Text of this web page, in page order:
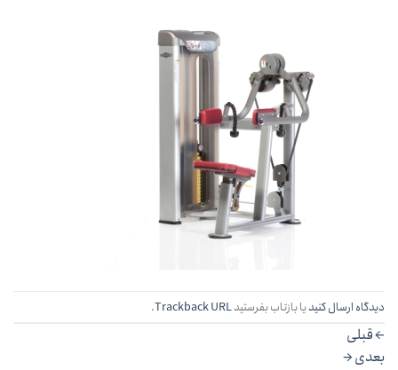
دیدگاه ارسال کنیدیا بازتاب بفرستیدTrackback URL
.
←قبلی
بعدی→